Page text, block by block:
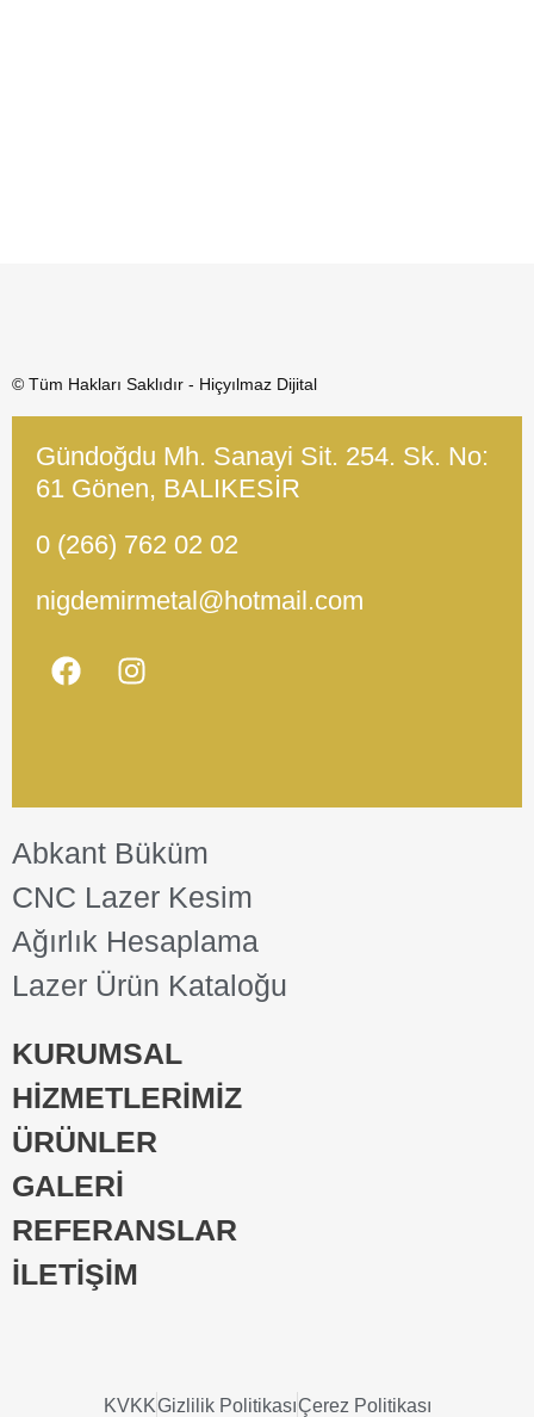
© Tüm Hakları Saklıdır - Hiçyılmaz Dijital
Gündoğdu Mh. Sanayi Sit. 254. Sk. No:
61 Gönen, BALIKESİR
0 (266) 762 02 02
nigdemirmetal@hotmail.com
Abkant Büküm
CNC Lazer Kesim
Ağırlık Hesaplama
Lazer Ürün Kataloğu
KURUMSAL
HİZMETLERİMİZ
ÜRÜNLER
GALERİ
REFERANSLAR
İLETİŞİM
KVKKGizlilik PolitikasıÇerez Politikası